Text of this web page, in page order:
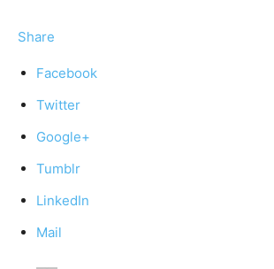
Share
Facebook
Twitter
Google+
Tumblr
LinkedIn
Mail